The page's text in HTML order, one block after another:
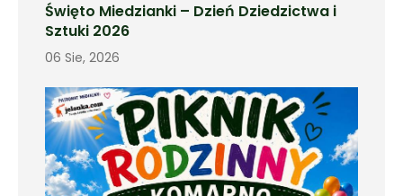
Święto Miedzianki – Dzień Dziedzictwa i
Sztuki 2026
06 Sie, 2026